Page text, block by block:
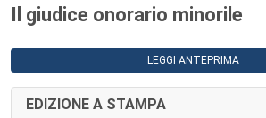
Il giudice onorario minorile
LEGGI ANTEPRIMA
EDIZIONE A STAMPA